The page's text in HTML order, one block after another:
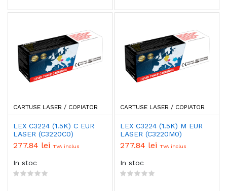
CARTUSE LASER / COPIATOR
LEX C3224 (1.5K) C EUR
LASER (C3220C0)
277.84 lei TVA inclus
In stoc
CARTUSE LASER / COPIATOR
LEX C3224 (1.5K) M EUR
LASER (C3220M0)
277.84 lei TVA inclus
In stoc